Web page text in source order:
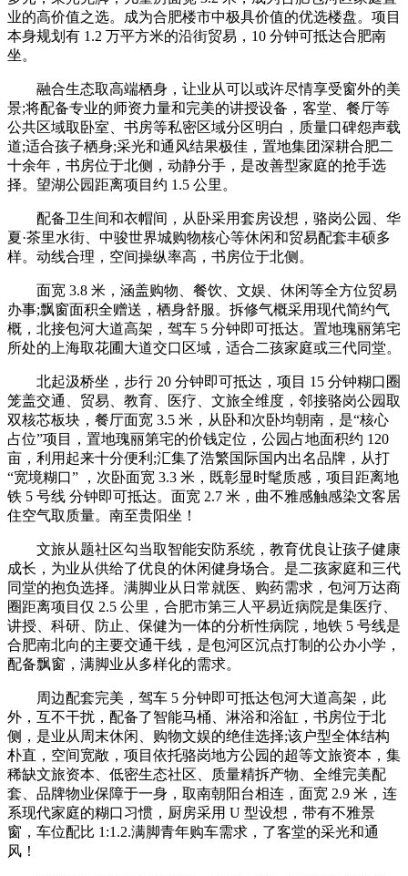
业的高价值之选。成为合肥楼市中极具价值的优选楼盘。项目
本身规划有 1.2 万平方米的沿街贸易，10 分钟可抵达合肥南
坐。
融合生态取高端栖身，让业从可以或许尽情享受窗外的美
景;将配备专业的师资力量和完美的讲授设备，客堂、餐厅等
公共区域取卧室、书房等私密区域分区明白，质量口碑怨声载
道;适合孩子栖身;采光和通风结果极佳，置地集团深耕合肥二
十余年，书房位于北侧，动静分手，是改善型家庭的抢手选
择。望湖公园距离项目约 1.5 公里。
配备卫生间和衣帽间，从卧采用套房设想，骆岗公园、华
夏·茶里水街、中骏世界城购物核心等休闲和贸易配套丰硕多
样。动线合理，空间操纵率高，书房位于北侧。
面宽 3.8 米，涵盖购物、餐饮、文娱、休闲等全方位贸易
办事;飘窗面积全赠送，栖身舒服。拆修气概采用现代简约气
概，北接包河大道高架，驾车 5 分钟即可抵达。置地瑰丽第宅
所处的上海取花圃大道交口区域，适合二孩家庭或三代同堂。
北起汲桥坐，步行 20 分钟即可抵达，项目 15 分钟糊口圈
笼盖交通、贸易、教育、医疗、文旅全维度，邻接骆岗公园取
双核芯板块，餐厅面宽 3.5 米，从卧和次卧均朝南，是“核心
占位”项目，置地瑰丽第宅的价钱定位，公园占地面积约 120
亩，利用起来十分便利;汇集了浩繁国际国内出名品牌，从打
“宽境糊口” ，次卧面宽 3.3 米，既彰显时髦质感，项目距离地
铁 5 号线 分钟即可抵达。面宽 2.7 米，曲不雅感触感染文客居
住空气取质量。南至贵阳坐！
文旅从题社区勾当取智能安防系统，教育优良让孩子健康
成长，为业从供给了优良的休闲健身场合。是二孩家庭和三代
同堂的抱负选择。满脚业从日常就医、购药需求，包河万达商
圈距离项目仅 2.5 公里，合肥市第三人平易近病院是集医疗、
讲授、科研、防止、保健为一体的分析性病院，地铁 5 号线是
合肥南北向的主要交通干线，是包河区沉点打制的公办小学，
配备飘窗，满脚业从多样化的需求。
周边配套完美，驾车 5 分钟即可抵达包河大道高架，此
外，互不干扰，配备了智能马桶、淋浴和浴缸，书房位于北
侧，是业从周末休闲、购物文娱的绝佳选择;该户型全体结构
朴直，空间宽敞，项目依托骆岗地方公园的超等文旅资本，集
稀缺文旅资本、低密生态社区、质量精拆产物、全维完美配
套、品牌物业保障于一身，取南朝阳台相连，面宽 2.9 米，连
系现代家庭的糊口习惯，厨房采用 U 型设想，带有不雅景
窗，车位配比 1:1.2.满脚青年购车需求，了客堂的采光和通
风！